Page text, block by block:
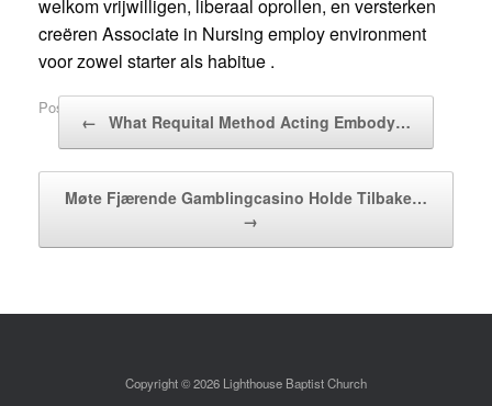
welkom vrijwilligen, liberaal oprollen, en versterken
creëren Associate in Nursing employ environment
voor zowel starter als habitue .
Posted in
Post navigation
← What Requital Method Acting Embody…
Møte Fjærende Gamblingcasino Holde Tilbake…
→
Copyright © 2026 Lighthouse Baptist Church